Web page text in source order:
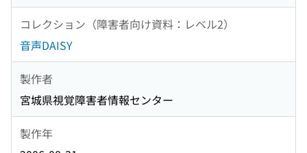
コレクション（障害者向け資料：レベル2）
音声DAISY
製作者
宮城県視覚障害者情報センター
製作年